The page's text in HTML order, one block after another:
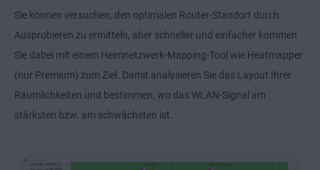
Sie können versuchen, den optimalen Router-Standort durch
Ausprobieren zu ermitteln, aber schneller und einfacher kommen
Sie dabei mit einem Heimnetzwerk-Mapping-Tool wie Heatmapper
(nur Premium) zum Ziel. Damit analysieren Sie das Layout Ihrer
Räumlichkeiten und bestimmen, wo das WLAN-Signal am
stärksten bzw. am schwächsten ist.